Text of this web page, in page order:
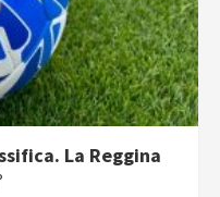
La Reggina